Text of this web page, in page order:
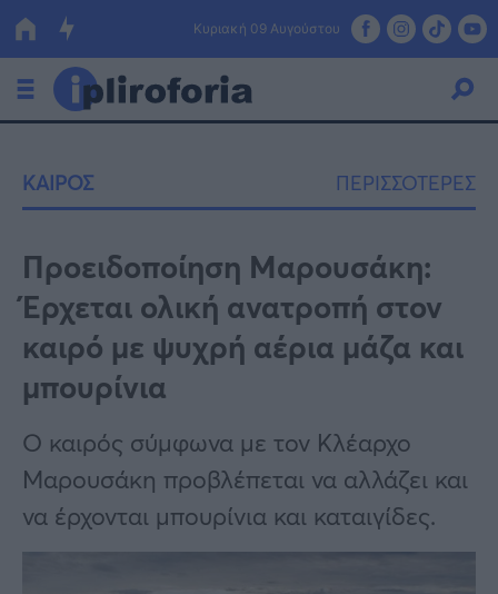
Κυριακή 09 Αυγούστου
Οικονομία
Πολιτική
Τράπεζες
Επιδοτήσεις
ΕΣΠΑ
Κόσμος
Lifestyle
Αθλητικά
Υγεία
Γυναίκα
ΚΑΙΡΟΣ ΠΕΡΙΣΣΟΤΕΡΕΣ
Προειδοποίηση Μαρουσάκη:
Έρχεται ολική ανατροπή στον
καιρό με ψυχρή αέρια μάζα και
μπουρίνια
Ο καιρός σύμφωνα με τον Κλέαρχο
Μαρουσάκη προβλέπεται να αλλάζει και
να έρχονται μπουρίνια και καταιγίδες.